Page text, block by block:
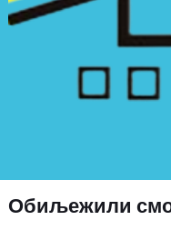
Обиљежили смо